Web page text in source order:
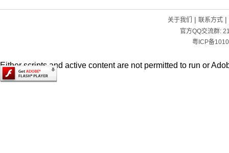
关于我们 | 联系方式|
官方QQ交流群:
粤ICP备
Either scripts and active content are not permitted to run or